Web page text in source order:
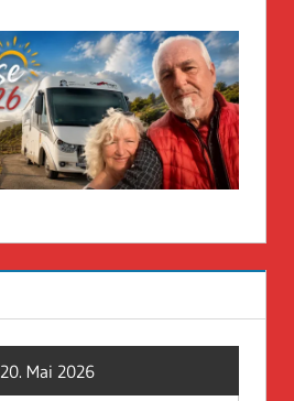
20. Mai 2026